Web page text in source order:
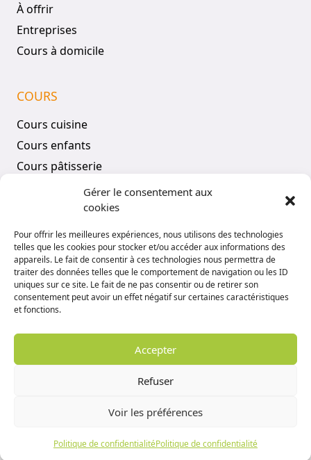
Gérer le consentement aux
cookies
Pour offrir les meilleures expériences, nous utilisons des technologies
telles que les cookies pour stocker et/ou accéder aux informations des
appareils. Le fait de consentir à ces technologies nous permettra de
traiter des données telles que le comportement de navigation ou les ID
uniques sur ce site. Le fait de ne pas consentir ou de retirer son
consentement peut avoir un effet négatif sur certaines caractéristiques
et fonctions.
Accepter
Refuser
Voir les préférences
Politique de confidentialitéPolitique de confidentialité
À offrir
Entreprises
Cours à domicile
COURS
Cours cuisine
Cours enfants
Cours pâtisserie
Tous les cours
COMPTE
Mon compte
Vos réservations
Panier
Conditions générales de vente
Copyright © 2022 Avec ou Sans Toque -
-Mentions légales